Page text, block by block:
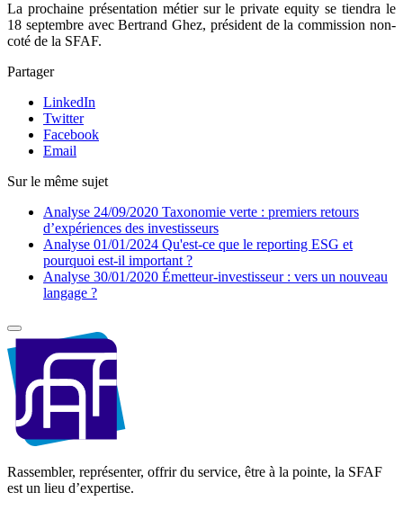
La prochaine présentation métier sur le private equity se tiendra le
18 septembre avec Bertrand Ghez, président de la commission non-
coté de la SFAF.
Partager
LinkedIn
Twitter
Facebook
Email
Sur le même sujet
Analyse 24/09/2020 Taxonomie verte : premiers retours
d’expériences des investisseurs
Analyse 01/01/2024 Qu'est-ce que le reporting ESG et
pourquoi est-il important ?
Analyse 30/01/2020 Émetteur-investisseur : vers un nouveau
langage ?
Rassembler, représenter, offrir du service, être à la pointe, la SFAF
est un lieu d’expertise.